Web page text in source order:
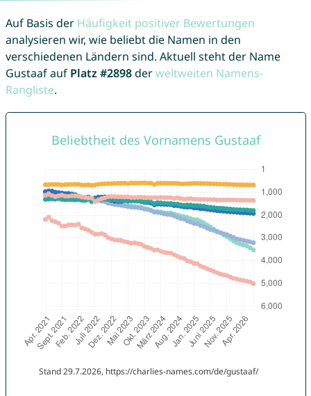
Auf Basis der Häufigkeit positiver Bewertungen
analysieren wir, wie beliebt die Namen in den
verschiedenen Ländern sind. Aktuell steht der Name
Gustaaf auf Platz #2898derweltweiten Namens-
Rangliste.